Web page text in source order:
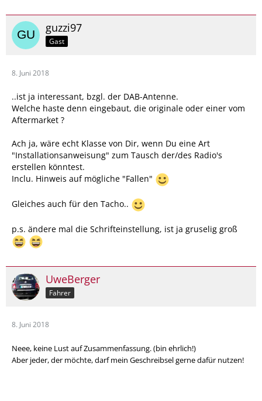
guzzi97
Gast
8. Juni 2018
..ist ja interessant, bzgl. der DAB-Antenne.
Welche haste denn eingebaut, die originale oder einer vom
Aftermarket ?
Ach ja, wäre echt Klasse von Dir, wenn Du eine Art
"Installationsanweisung" zum Tausch der/des Radio's
erstellen könntest.
Inclu. Hinweis auf mögliche "Fallen"
Gleiches auch für den Tacho..
p.s. ändere mal die Schrifteinstellung, ist ja gruselig groß
UweBerger
Fahrer
8. Juni 2018
Neee, keine Lust auf Zusammenfassung. (bin ehrlich!)
Aber jeder, der möchte, darf mein Geschreibsel gerne dafür nutzen!